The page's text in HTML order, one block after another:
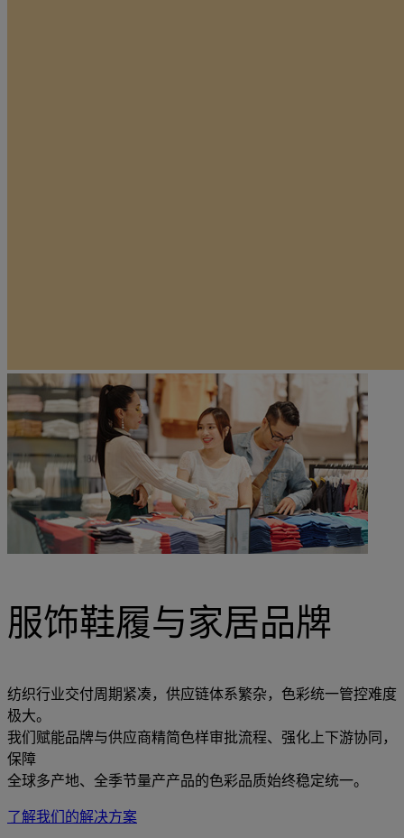
服饰鞋履与家居品牌
纺织行业交付周期紧凑，供应链体系繁杂，色彩统一管控难度
极大。
我们赋能品牌与供应商精简色样审批流程、强化上下游协同，
保障
全球多产地、全季节量产产品的色彩品质始终稳定统一。
了解我们的解决方案